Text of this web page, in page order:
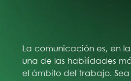
La comunicación es, en
una de las habilidades
el ámbito del trabajo.